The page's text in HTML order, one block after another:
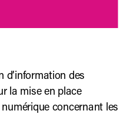
d’information des
la mise en place
concernant les